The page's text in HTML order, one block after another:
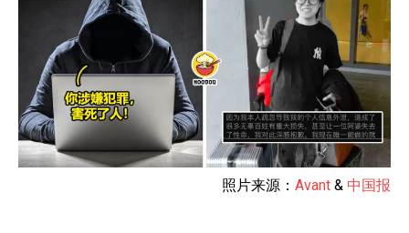
照片来源： Avant & 中国报